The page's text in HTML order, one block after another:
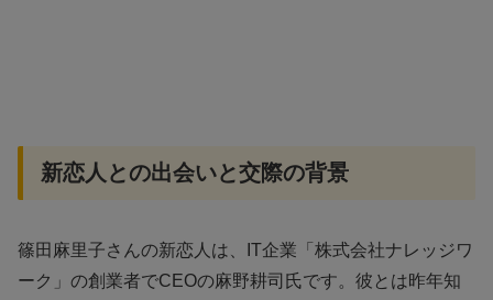
新恋人との出会いと交際の背景
篠田麻里子さんの新恋人は、IT企業「株式会社ナレッジワ
ーク」の創業者でCEOの麻野耕司氏です。彼とは昨年知